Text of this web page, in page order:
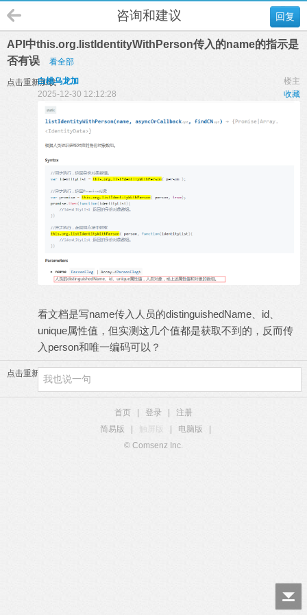
回复
咨询和建议
API中this.org.listIdentityWithPerson传入的name的指示是
否有误
看全部
点击重新加载 楼主
白桃乌龙加
收藏
2025-12-30 12:12:28
看文档是写name传入 人员的distinguishedName、id、
unique属性值，但实测这几个值都是获取不到的，反而传
入person和唯一编码可以？
点击重新加载
首页 | 登录 |
注册
简易版
| 触屏版 | 电脑版
|
© Comsenz Inc.